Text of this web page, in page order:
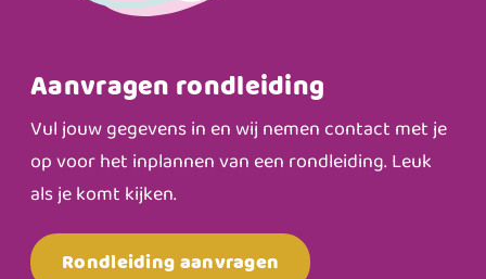
Aanvragen rondleiding
Vul jouw gegevens in en wij nemen contact met je
op voor het inplannen van een rondleiding. Leuk
als je komt kijken.
Rondleiding aanvragen